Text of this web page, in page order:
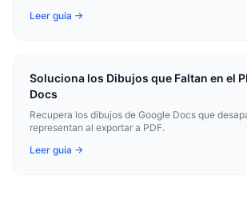
Leer guia →
Soluciona los Dibujos que Faltan en el
Docs
Recupera los dibujos de Google Docs que
representan al exportar a PDF.
Leer guia →